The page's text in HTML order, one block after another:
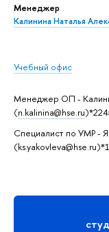
Менеджер
Калинина Наталья
Учебный офис
Менеджер ОП -
(n.kalinina@hse.ru
Специалист по УМР -